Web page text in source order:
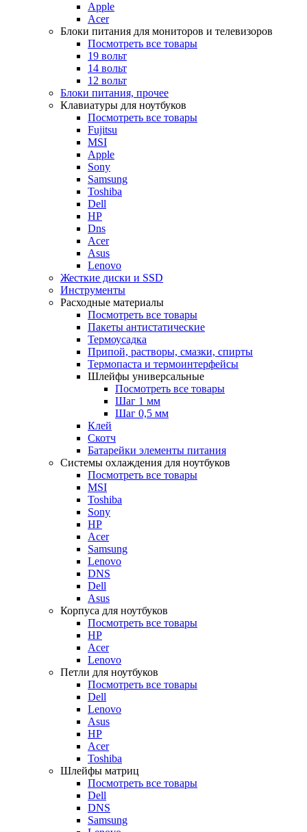
Apple
Acer
Блоки питания для мониторов и телевизоров
Посмотреть все товары
19 вольт
14 вольт
12 вольт
Блоки питания, прочее
Клавиатуры для ноутбуков
Посмотреть все товары
Fujitsu
MSI
Apple
Sony
Samsung
Toshiba
Dell
HP
Dns
Acer
Asus
Lenovo
Жесткие диски и SSD
Инструменты
Расходные материалы
Посмотреть все товары
Пакеты антистатические
Термоусадка
Припой, растворы, смазки, спирты
Термопаста и термоинтерфейсы
Шлейфы универсальные
Посмотреть все товары
Шаг 1 мм
Шаг 0,5 мм
Клей
Скотч
Батарейки элементы питания
Системы охлаждения для ноутбуков
Посмотреть все товары
MSI
Toshiba
Sony
HP
Acer
Samsung
Lenovo
DNS
Dell
Asus
Корпуса для ноутбуков
Посмотреть все товары
HP
Acer
Lenovo
Петли для ноутбуков
Посмотреть все товары
Dell
Lenovo
Asus
HP
Acer
Toshiba
Шлейфы матриц
Посмотреть все товары
Dell
DNS
Samsung